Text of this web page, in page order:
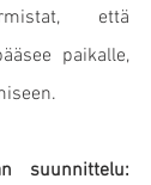
että
paikalle,
suunnittelu: